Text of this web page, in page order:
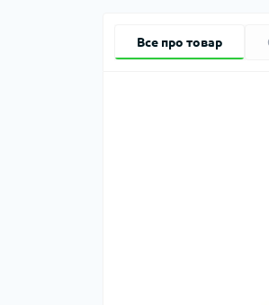
Все про товар